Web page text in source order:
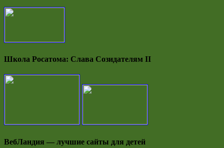
Школа Росатома: Слава Созидателям II
ВебЛандия — лучшие сайты для детей